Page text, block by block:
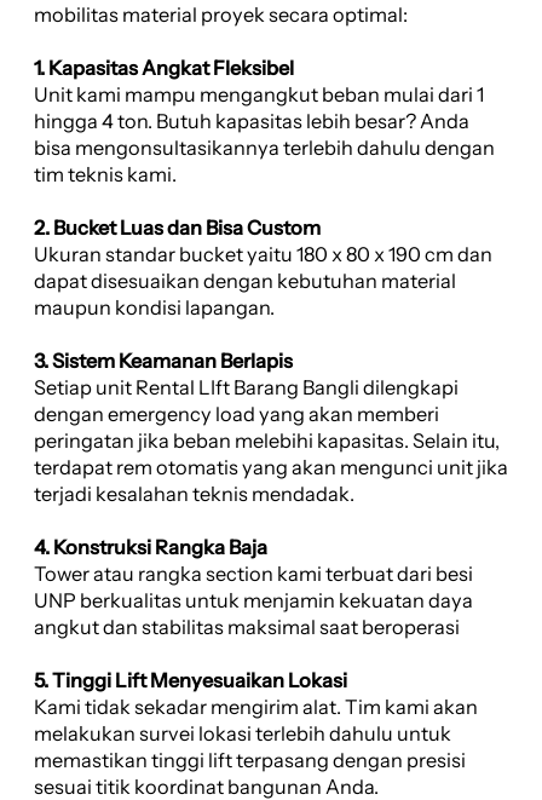
mobilitas material proyek secara optimal:
1. Kapasitas Angkat Fleksibel
Unit kami mampu mengangkut beban mulai dari 1
hingga 4 ton. Butuh kapasitas lebih besar? Anda
bisa mengonsultasikannya terlebih dahulu dengan
tim teknis kami.
2. Bucket Luas dan Bisa Custom
Ukuran standar bucket yaitu 180 x 80 x 190 cm dan
dapat disesuaikan dengan kebutuhan material
maupun kondisi lapangan.
3. Sistem Keamanan Berlapis
Setiap unit Rental LIft Barang Bangli dilengkapi
dengan emergency load yang akan memberi
peringatan jika beban melebihi kapasitas. Selain itu,
terdapat rem otomatis yang akan mengunci unit jika
terjadi kesalahan teknis mendadak.
4. Konstruksi Rangka Baja
Tower atau rangka section kami terbuat dari besi
UNP berkualitas untuk menjamin kekuatan daya
angkut dan stabilitas maksimal saat beroperasi
5. Tinggi Lift Menyesuaikan Lokasi
Kami tidak sekadar mengirim alat. Tim kami akan
melakukan survei lokasi terlebih dahulu untuk
memastikan tinggi lift terpasang dengan presisi
sesuai titik koordinat bangunan Anda.